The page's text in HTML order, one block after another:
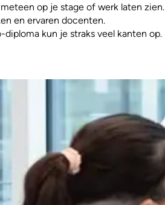
op je stage of werk laten zien.
en ervaren docenten.
diploma kun je straks veel kanten op.